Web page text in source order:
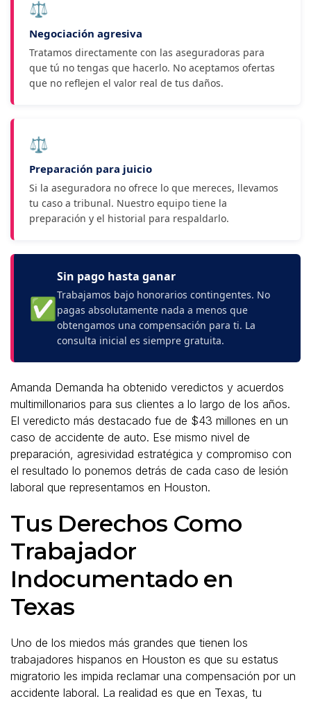
⚖
Negociación agresiva
Tratamos directamente con las aseguradoras para
que tú no tengas que hacerlo. No aceptamos ofertas
que no reflejen el valor real de tus daños.
⚖️
Preparación para juicio
Si la aseguradora no ofrece lo que mereces, llevamos
tu caso a tribunal. Nuestro equipo tiene la
preparación y el historial para respaldarlo.
✅
Sin pago hasta ganar
Trabajamos bajo honorarios contingentes. No
pagas absolutamente nada a menos que
obtengamos una compensación para ti. La
consulta inicial es siempre gratuita.
Amanda Demanda ha obtenido veredictos y acuerdos
multimillonarios para sus clientes a lo largo de los años.
El veredicto más destacado fue de $43 millones en un
caso de accidente de auto. Ese mismo nivel de
preparación, agresividad estratégica y compromiso con
el resultado lo ponemos detrás de cada caso de lesión
laboral que representamos en Houston.
Tus Derechos Como
Trabajador
Indocumentado en
Texas
Uno de los miedos más grandes que tienen los
trabajadores hispanos en Houston es que su estatus
migratorio les impida reclamar una compensación por un
accidente laboral. La realidad es que en Texas, tu